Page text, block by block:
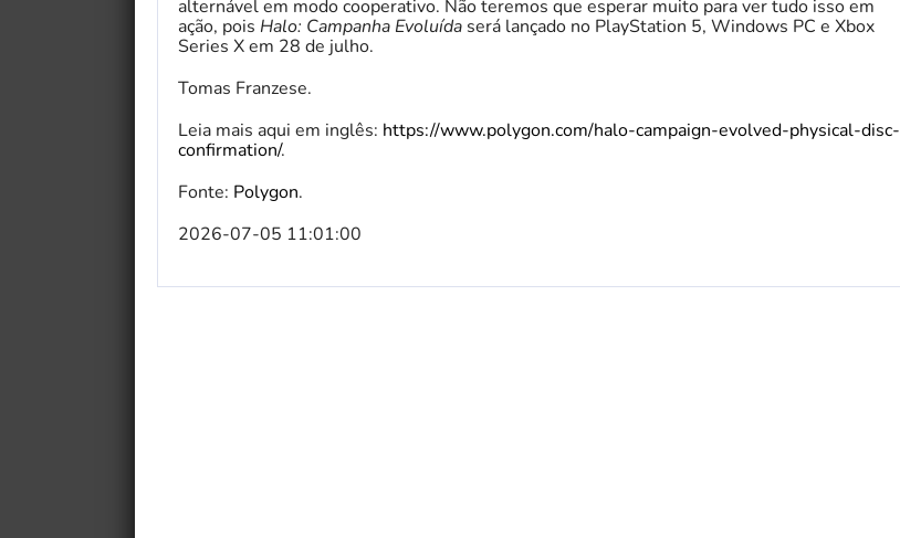
alternável em modo cooperativo. Não teremos que esperar muito para ver tudo isso em
ação, pois Halo: Campanha Evoluída será lançado no PlayStation 5, Windows PC e Xbox
Series X em 28 de julho.
Tomas Franzese.
Leia mais aqui em inglês: https://www.polygon.com/halo-campaign-evolved-physical-disc-
confirmation/.
Fonte: Polygon.
2026-07-05 11:01:00